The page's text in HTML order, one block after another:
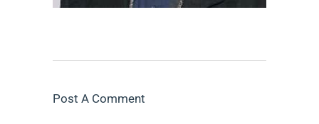
Post A Comment